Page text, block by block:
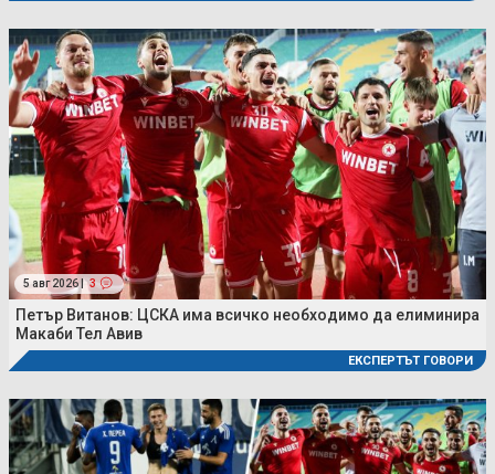
5 авг 2026 | 3
Петър Витанов: ЦСКА има всичко необходимо да елиминира
Макаби Тел Авив
ЕКСПЕРТЪТ ГОВОРИ